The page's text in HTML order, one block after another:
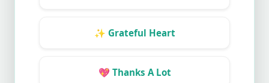
✨ Grateful Heart
💖 Thanks A Lot